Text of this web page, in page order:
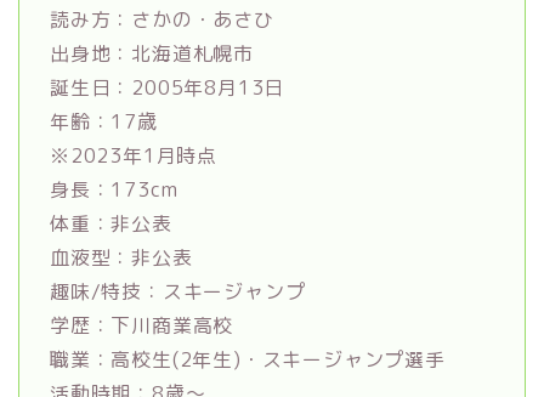
読み方：さかの・あさひ
出身地：北海道札幌市
誕生日：2005年8月13日
年齢：17歳
※2023年1月時点
身長：173cm
体重：非公表
血液型：非公表
趣味/特技：スキージャンプ
学歴：下川商業高校
職業：高校生(2年生)・スキージャンプ選手